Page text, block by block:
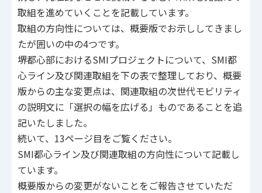
取組を進めていくことを記載しています。
取組の方向性については、概要版でお示ししてきまし
たが囲いの中の4つです。
堺都心部におけるSMIプロジェクトについて、SMI都
心ライン及び関連取組を下の表で整理しており、概要
版からの主な変更点は、関連取組の次世代モビリティ
の説明文に「選択の幅を広げる」ものであることを追
記いたしました。
続いて、13ページ目をご覧ください。
SMI都心ライン及び関連取組の方向性について記載し
ています。
概要版からの変更がないことをご報告させていただ